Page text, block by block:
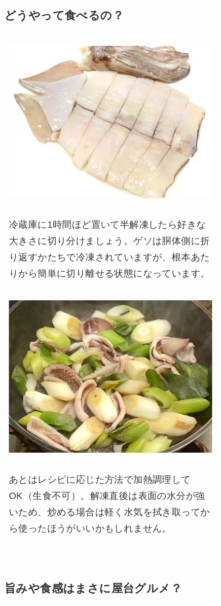
どうやって食べるの？
冷蔵庫に1時間ほど置いて半解凍したら好きな
大きさに切り分けましょう。ゲソは胴体側に折
り返すかたちで冷凍されていますが、根本あた
りから簡単に切り離せる状態になっています。
あとはレシピに応じた方法で加熱調理して
OK（生食不可）。解凍直後は表面の水分が強
いため、炒める場合は軽く水気を拭き取ってか
ら使ったほうがいいかもしれません。
旨みや食感はまさに屋台グルメ？